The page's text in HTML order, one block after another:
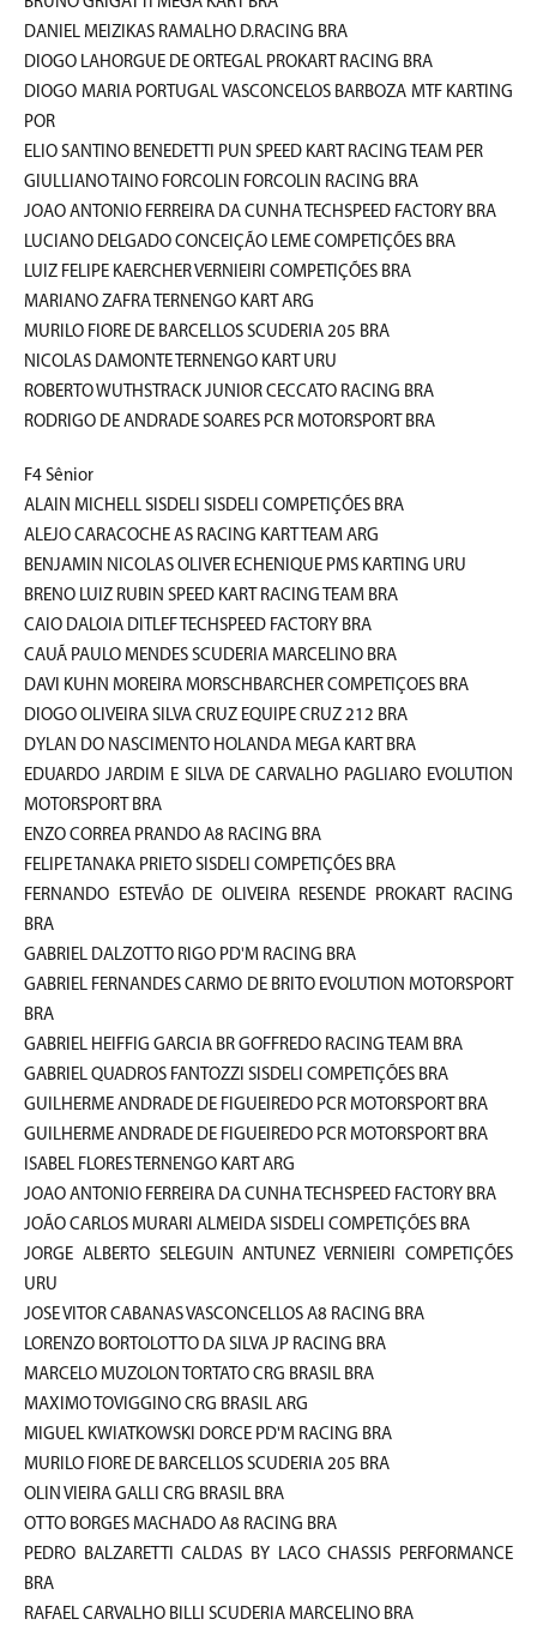
DANIEL MEIZIKAS RAMALHO D.RACING BRA
DIOGO LAHORGUE DE ORTEGAL PROKART RACING BRA
DIOGO MARIA PORTUGAL VASCONCELOS BARBOZA MTF KARTING
POR
ELIO SANTINO BENEDETTI PUN SPEED KART RACING TEAM PER
GIULLIANO TAINO FORCOLIN FORCOLIN RACING BRA
JOAO ANTONIO FERREIRA DA CUNHA TECHSPEED FACTORY BRA
LUCIANO DELGADO CONCEIÇÃO LEME COMPETIÇÕES BRA
LUIZ FELIPE KAERCHER VERNIEIRI COMPETIÇÕES BRA
MARIANO ZAFRA TERNENGO KART ARG
MURILO FIORE DE BARCELLOS SCUDERIA 205 BRA
NICOLAS DAMONTE TERNENGO KART URU
ROBERTO WUTHSTRACK JUNIOR CECCATO RACING BRA
RODRIGO DE ANDRADE SOARES PCR MOTORSPORT BRA
F4 Sênior
ALAIN MICHELL SISDELI SISDELI COMPETIÇÕES BRA
ALEJO CARACOCHE AS RACING KART TEAM ARG
BENJAMIN NICOLAS OLIVER ECHENIQUE PMS KARTING URU
BRENO LUIZ RUBIN SPEED KART RACING TEAM BRA
CAIO DALOIA DITLEF TECHSPEED FACTORY BRA
CAUÃ PAULO MENDES SCUDERIA MARCELINO BRA
DAVI KUHN MOREIRA MORSCHBARCHER COMPETIÇOES BRA
DIOGO OLIVEIRA SILVA CRUZ EQUIPE CRUZ 212 BRA
DYLAN DO NASCIMENTO HOLANDA MEGA KART BRA
EDUARDO JARDIM E SILVA DE CARVALHO PAGLIARO EVOLUTION
MOTORSPORT BRA
ENZO CORREA PRANDO A8 RACING BRA
FELIPE TANAKA PRIETO SISDELI COMPETIÇÕES BRA
FERNANDO ESTEVÃO DE OLIVEIRA RESENDE PROKART RACING
BRA
GABRIEL DALZOTTO RIGO PD'M RACING BRA
GABRIEL FERNANDES CARMO DE BRITO EVOLUTION MOTORSPORT
BRA
GABRIEL HEIFFIG GARCIA BR GOFFREDO RACING TEAM BRA
GABRIEL QUADROS FANTOZZI SISDELI COMPETIÇÕES BRA
GUILHERME ANDRADE DE FIGUEIREDO PCR MOTORSPORT BRA
GUILHERME ANDRADE DE FIGUEIREDO PCR MOTORSPORT BRA
ISABEL FLORES TERNENGO KART ARG
JOAO ANTONIO FERREIRA DA CUNHA TECHSPEED FACTORY BRA
JOÃO CARLOS MURARI ALMEIDA SISDELI COMPETIÇÕES BRA
JORGE ALBERTO SELEGUIN ANTUNEZ VERNIEIRI COMPETIÇÕES
URU
JOSE VITOR CABANAS VASCONCELLOS A8 RACING BRA
LORENZO BORTOLOTTO DA SILVA JP RACING BRA
MARCELO MUZOLON TORTATO CRG BRASIL BRA
MAXIMO TOVIGGINO CRG BRASIL ARG
MIGUEL KWIATKOWSKI DORCE PD'M RACING BRA
MURILO FIORE DE BARCELLOS SCUDERIA 205 BRA
OLIN VIEIRA GALLI CRG BRASIL BRA
OTTO BORGES MACHADO A8 RACING BRA
PEDRO BALZARETTI CALDAS BY LACO CHASSIS PERFORMANCE
BRA
RAFAEL CARVALHO BILLI SCUDERIA MARCELINO BRA